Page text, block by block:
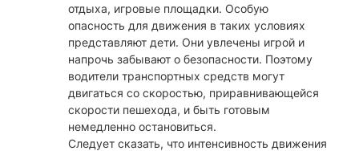
отдыха, игровые площадки. Особую
опасность для движения в таких условиях
представляют дети. Они увлечены игрой и
напрочь забывают о безопасности. Поэтому
водители транспортных средств могут
двигаться со скоростью, приравнивающейся
скорости пешехода, и быть готовым
немедленно остановиться.
Следует сказать, что интенсивность движения